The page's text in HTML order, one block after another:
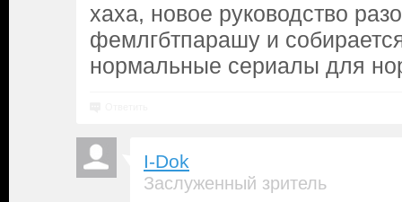
хаха, новое руководство
фемлгбтпарашу и
нормальные сериалы для
I-Dok
Заслуженный зритель